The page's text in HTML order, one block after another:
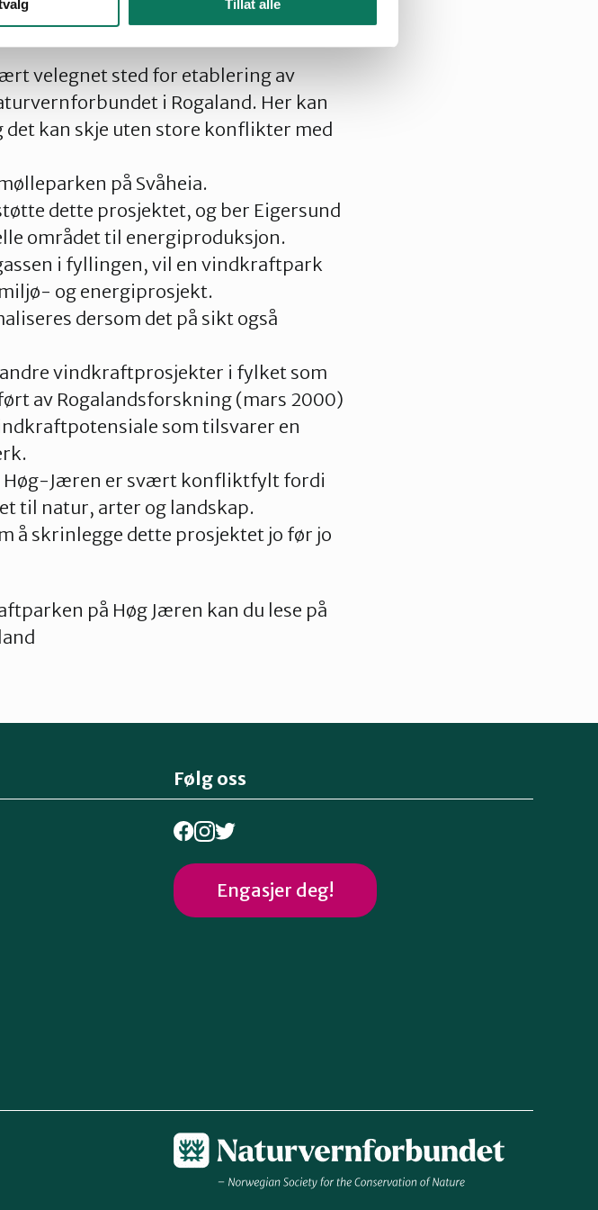
Tillat alle
velegnet sted for etablering av
i Rogaland. Her kan
kan skje uten store konflikter med
på Svåheia.
dette prosjektet, og ber Eigersund
området til energiproduksjon.
i fyllingen, vil en vindkraftpark
og energiprosjekt.
dersom det på sikt også
vindkraftprosjekter i fylket som
av Rogalandsforskning (mars 2000)
som tilsvarer en
Høg-Jæren er svært konfliktfylt fordi
til natur, arter og landskap.
å skrinlegge dette prosjektet jo før jo
på Høg Jæren kan du lese på
Følg oss
Engasjer deg!